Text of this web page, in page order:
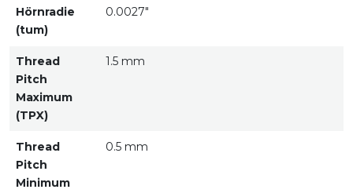
Hörnradie
(tum)
0.0027"
Thread
Pitch
Maximum
(TPX)
1.5 mm
Thread
Pitch
Minimum
0.5 mm